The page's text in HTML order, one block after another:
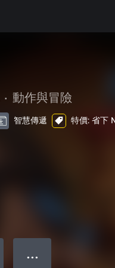
• 動作與冒險
智慧傳遞 特價: 省下
● ● ●